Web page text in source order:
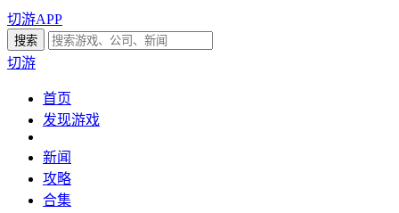
切游APP
切游
首页
发现游戏
新闻
攻略
合集